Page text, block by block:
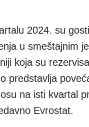
2024. su
u smeštajnim
koja su
predstavlja
na isti kvartal
Evrostat.